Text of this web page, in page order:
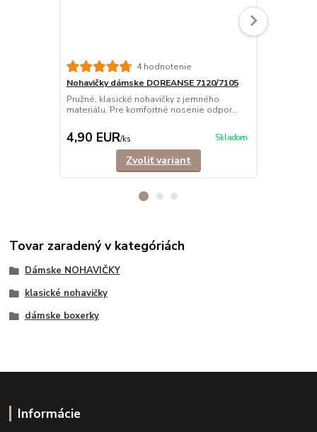
4 hodnotenie
Nohavičky dámske DOREANSE 7120/7105
Pružné, klasické nohavičky z jemného
materiálu. Pre komfortné nosenie odpor...
4,90 EUR/ks Skladom
Zvoliť variant
Tovar zaradený v kategóriách
Dámske NOHAVIČKY
klasické nohavičky
dámske boxerky
Informácie